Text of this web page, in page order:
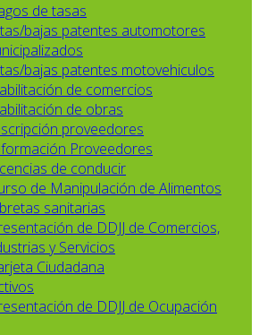
de tasas
bajas patentes automotores
bajas patentes motovehiculos
de comercios
de obras
proveedores
Proveedores
de conducir
de Manipulación de Alimentos
sanitarias
de DDJJ de Comercios,
y Servicios
Ciudadana
de DDJJ de Ocupación